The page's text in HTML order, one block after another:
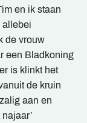
en ik staan
allebei
de vrouw
een Bladkoning
is klinkt het
de kruin
aan en